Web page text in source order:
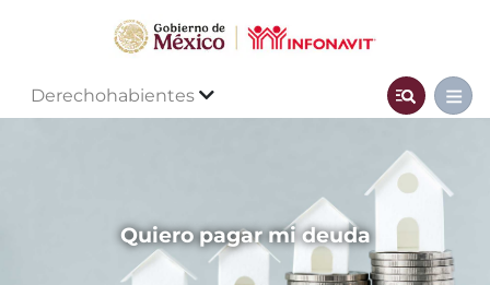
Derechohabientes
Quiero pagar mi deuda